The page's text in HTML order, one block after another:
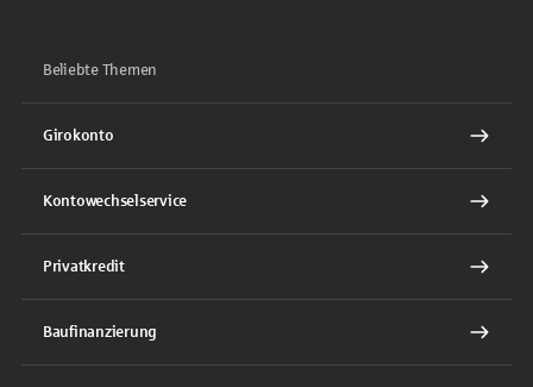
Beliebte Themen
Girokonto
Kontowechselservice
Privatkredit
Baufinanzierung